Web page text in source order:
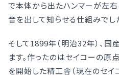
で本体から出たハンマーが左
音を出して知らせる仕組みでし
そして1899年（明治32年）、
ます。作ったのはセイコーの
を開始した精工舎（現在のセイ